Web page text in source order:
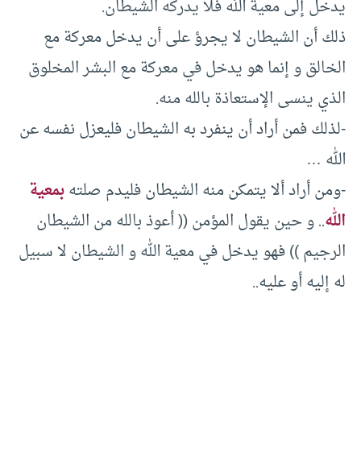
يدخل إلى معية الله فلا يدركه الشيطان.
ذلك أن الشيطان لا يجرؤ على أن يدخل معركة مع
الخالق و إنما هو يدخل في معركة مع البشر المخلوق
الذي ينسى الإستعاذة بالله منه.
-لذلك فمن أراد أن ينفرد به الشيطان فليعزل نفسه عن
الله …
-ومن أراد ألا يتمكن منه الشيطان فليدم صلتهبمعية
الله.. و حين يقول المؤمن (( أعوذ بالله من الشيطان
الرجيم )) فهو يدخل في معية الله و الشيطان لا سبيل
له إليه أو عليه..